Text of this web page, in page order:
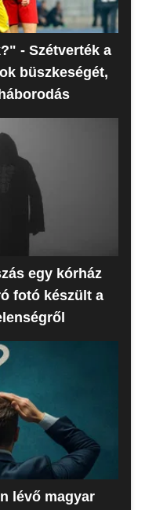
- Szétverték a
büszkeségét,
egy kórház
fotó készült a
lévő magyar